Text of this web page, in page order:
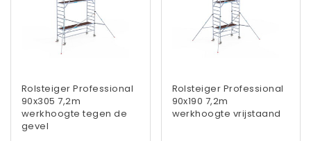
Rolsteiger Professional
90x305 7,2m
werkhoogte tegen de
gevel
Rolsteiger Professional
90x190 7,2m
werkhoogte vrijstaand